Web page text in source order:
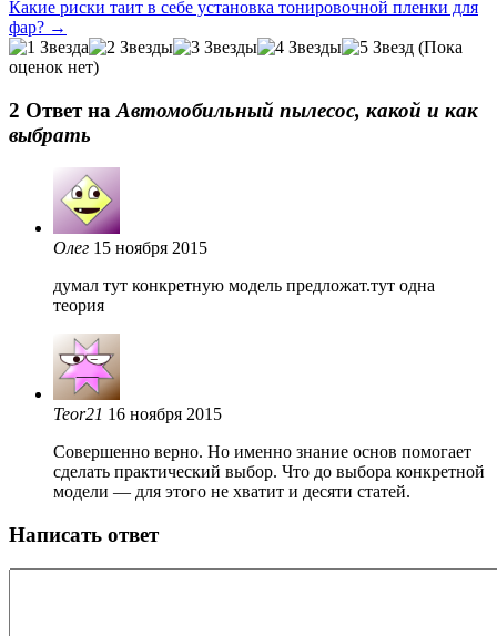
Какие риски таит в себе установка тонировочной пленки для
фар? →
(Пока
оценок нет)
2 Oтвет на Автомобильный пылесос, какой и как
выбрать
Олег 15 ноября 2015
думал тут конкретную модель предложат.тут одна
теория
Teor21 16 ноября 2015
Совершенно верно. Но именно знание основ помогает
сделать практический выбор. Что до выбора конкретной
модели — для этого не хватит и десяти статей.
Написать ответ